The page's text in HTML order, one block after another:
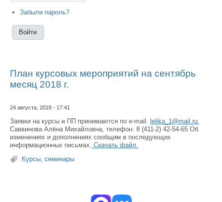
Забыли пароль?
План курсовых мероприятий на сентябрь
месяц 2018 г.
24 августа, 2018 - 17:41
Заявки на курсы и ПП принимаются по e-mail: lelika_1@mail.ru
Саввинова Алёна Михайловна, телефон: 8 (411-2) 42-54-65 Об
изменениях и дополнениях сообщим в последующих
информационных письмах. Скачать файл.
Курсы, семинары